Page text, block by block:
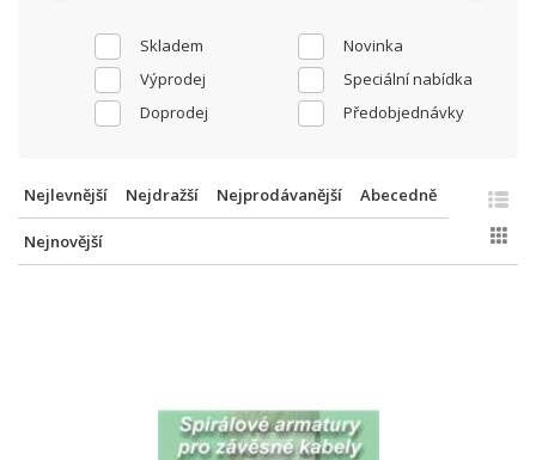
Skladem
Novinka
Výprodej
Speciální nabídka
Doprodej
Předobjednávky
Nejlevnější Nejdražší Nejprodávanější Abecedně
Nejnovější